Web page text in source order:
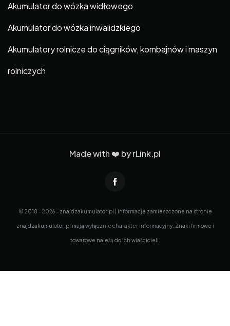
Akumulator do wózka widłowego
Akumulator do wózka inwalidzkiego
Akumulatory rolnicze do ciągników, kombajnów i maszyn
rolniczych
Made with ❤️ byrLink.pl
© 2018 - 2026 - znajdzakumulator.pl | Informacje zamieszczone na stronie
znajdzakumulator.pl mają wyłącznie charakter informacyjny. Znaki firmowe i
towarowe należą do ich właścicieli.